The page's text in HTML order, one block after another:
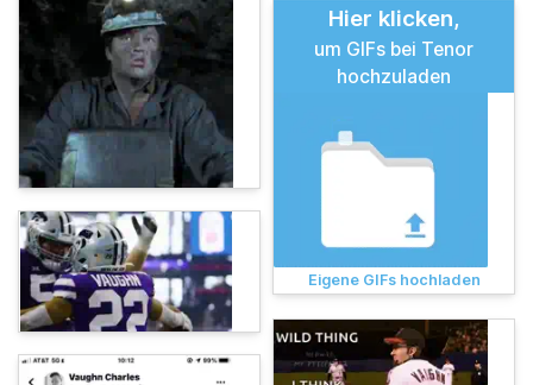
Hier klicken,
um GIFs bei Tenor
hochzuladen
Eigene GIFs hochladen